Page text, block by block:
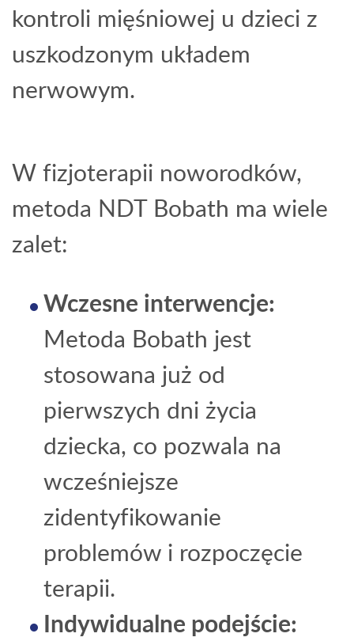
kontroli mięśniowej u dzieci z
uszkodzonym układem
nerwowym.
W fizjoterapii noworodków,
metoda NDT Bobath ma wiele
zalet:
Wczesne interwencje:
Metoda Bobath jest
stosowana już od
pierwszych dni życia
dziecka, co pozwala na
wcześniejsze
zidentyfikowanie
problemów i rozpoczęcie
terapii.
Indywidualne podejście: